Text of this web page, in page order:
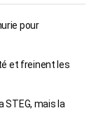
pour
et freinent les
STEG, mais la